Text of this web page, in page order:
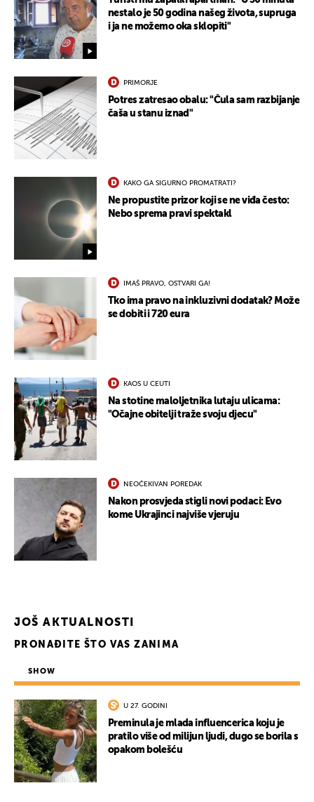
nestalo je 50 godina našeg života, supruga
i ja ne možemo oka sklopiti"
PRIMORJE
Potres zatresao obalu: "Čula sam razbijanje
čaša u stanu iznad"
KAKO GA SIGURNO PROMATRATI?
Ne propustite prizor koji se ne viđa često:
Nebo sprema pravi spektakl
IMAŠ PRAVO, OSTVARI GA!
Tko ima pravo na inkluzivni dodatak? Može
se dobiti i 720 eura
KAOS U CEUTI
Na stotine maloljetnika lutaju ulicama:
"Očajne obitelji traže svoju djecu"
NEOČEKIVAN POREDAK
Nakon prosvjeda stigli novi podaci: Evo
kome Ukrajinci najviše vjeruju
JOŠ AKTUALNOSTI
PRONAĐITE ŠTO VAS ZANIMA
SHOW
U 27. GODINI
Preminula je mlada influencerica koju je
pratilo više od milijun ljudi, dugo se borila s
opakom bolešću
UKLJUČITE NOTIFIKACIJE